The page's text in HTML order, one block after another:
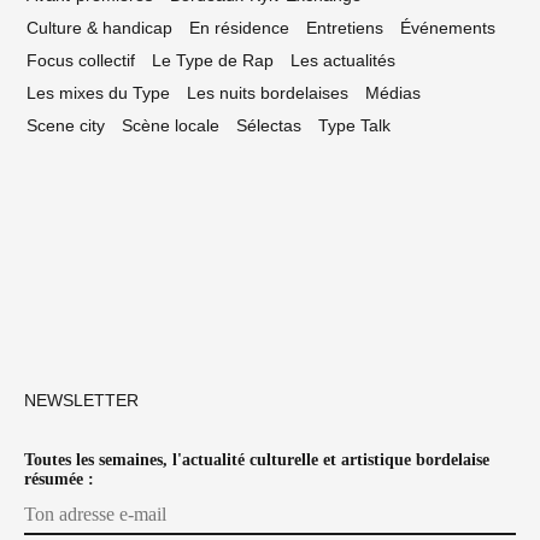
Culture & handicap
En résidence Entretiens
Événements
Focus collectif
Le Type de Rap
Les actualités
Les mixes du Type
Les nuits bordelaises
Médias
Scene city
Scène locale Sélectas Type Talk
NEWSLETTER
Toutes les semaines, l'actualité culturelle et artistique bordelaise
résumée :